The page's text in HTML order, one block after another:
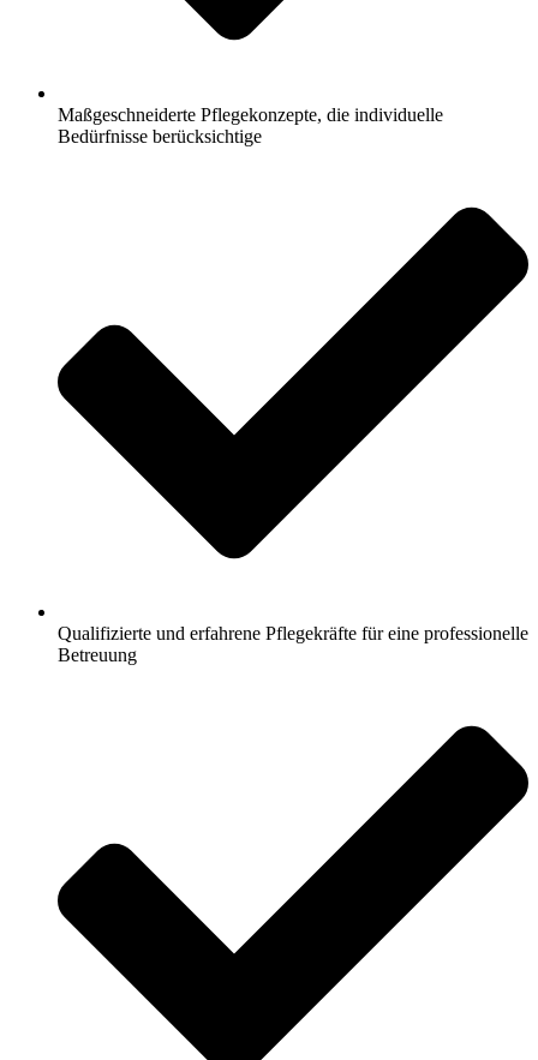
Maßgeschneiderte Pflegekonzepte, die individuelle
Bedürfnisse berücksichtige
Qualifizierte und erfahrene Pflegekräfte für eine professionelle
Betreuung